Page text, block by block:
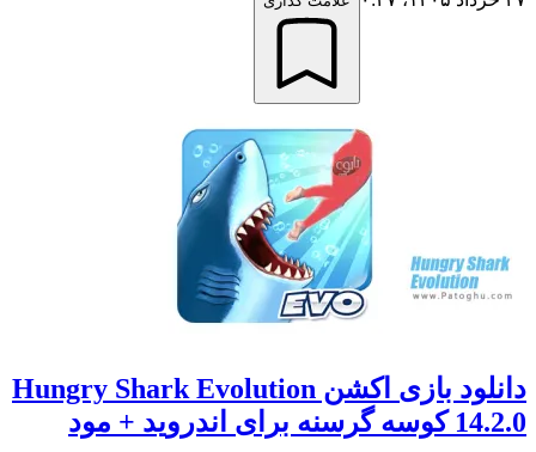
دانلود بازی اکشن Hungry Shark Evolution
14.2.0 کوسه گرسنه برای اندروید + مود